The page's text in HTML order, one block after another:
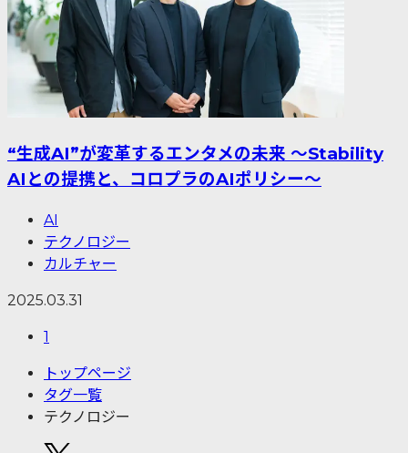
“生成AI”が変革するエンタメの未来 ～Stability
AIとの提携と、コロプラのAIポリシー～
AI
テクノロジー
カルチャー
2025.03.31
1
トップページ
タグ一覧
テクノロジー